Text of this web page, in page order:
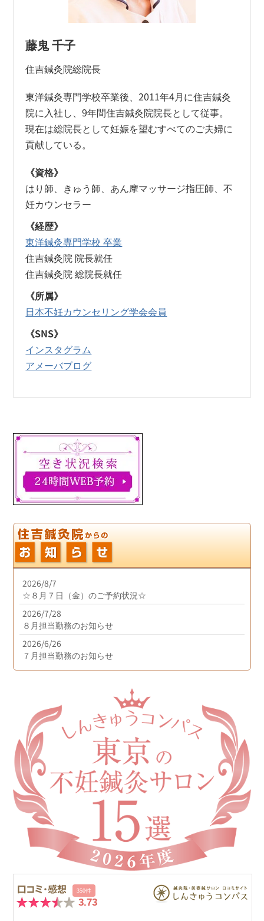
藤鬼 千子
住吉鍼灸院総院長
東洋鍼灸専門学校卒業後、2011年4月に住吉鍼灸
院に入社し、9年間住吉鍼灸院院長として従事。
現在は総院長として妊娠を望むすべてのご夫婦に
貢献している。
《資格》
はり師、きゅう師、あん摩マッサージ指圧師、不
妊カウンセラー
《経歴》
東洋鍼灸専門学校 卒業
住吉鍼灸院 院長就任
住吉鍼灸院 総院長就任
《所属》
日本不妊カウンセリング学会会員
《SNS》
インスタグラム
アメーバブログ
2026/8/7
☆８月７日（金）のご予約状況☆
2026/7/28
８月担当勤務のお知らせ
2026/6/26
７月担当勤務のお知らせ